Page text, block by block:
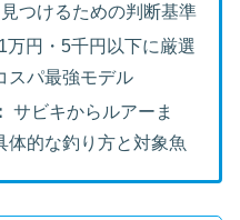
つけるための判断基準
1万円・5千円以下に厳選
スパ最強モデル
サビキからルアーま
体的な釣り方と対象魚